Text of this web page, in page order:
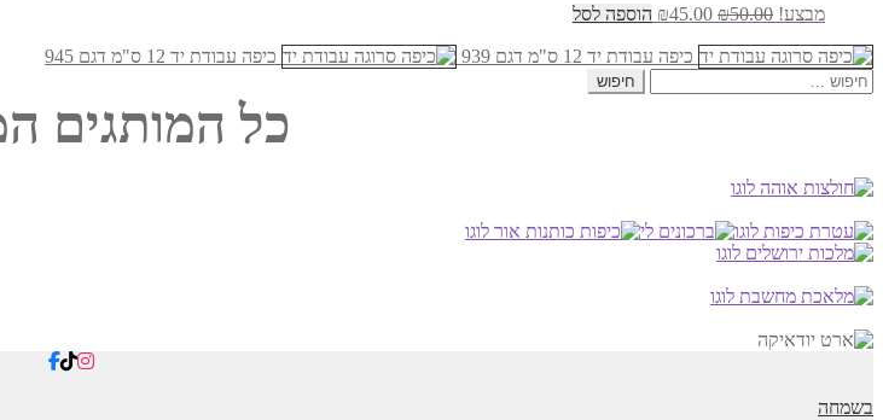
האפשרויות
מבצע! ₪50.00
המחיר
היה:
₪45.00
המחיר
הוא:
₪45.00.
הוספה לסל
כיפה עבודת יד 12 ס"מ דגם 939
כיפה עבודת יד 12 ס"מ דגם 945
חיפוש:
כל המותגים
בשמחה